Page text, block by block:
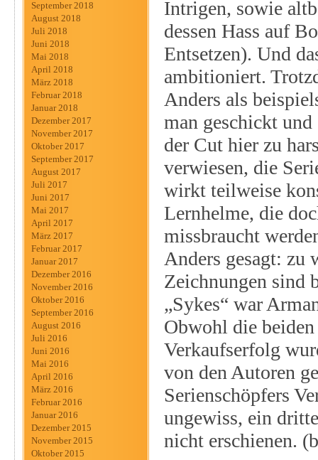
September 2018
August 2018
Juli 2018
Juni 2018
Mai 2018
April 2018
März 2018
Februar 2018
Januar 2018
Dezember 2017
November 2017
Oktober 2017
September 2017
August 2017
Juli 2017
Juni 2017
Mai 2017
April 2017
März 2017
Februar 2017
Januar 2017
Dezember 2016
November 2016
Oktober 2016
September 2016
August 2016
Juli 2016
Juni 2016
Mai 2016
April 2016
März 2016
Februar 2016
Januar 2016
Dezember 2015
November 2015
Oktober 2015
Intrigen, sowie
dessen Hass auf
Entsetzen). Und
ambitioniert.
Anders als
man geschickt
der Cut hier zu
verwiesen, die
wirkt teilweise
Lernhelme, die
missbraucht
Anders gesagt: zu
Zeichnungen sind
„Sykes“ war
Obwohl die
Verkaufserfolg
von den Autoren
Serienschöpfers
ungewiss, ein
nicht erschienen.